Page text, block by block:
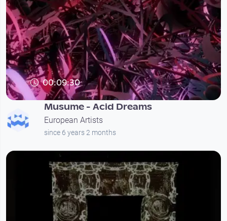
00:09:30
Musume - Acid Dreams
European Artists
since 6 years 2 months